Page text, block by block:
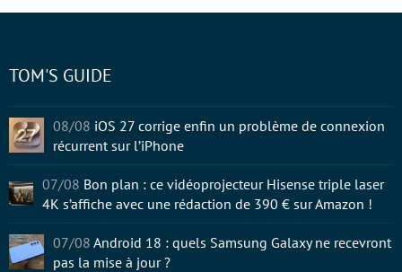
TOM'S GUIDE
08/08 iOS 27 corrige enfin un problème de connexion
récurrent sur l’iPhone
07/08 Bon plan : ce vidéoprojecteur Hisense triple laser
4K s’affiche avec une rédaction de 390 € sur Amazon !
07/08 Android 18 : quels Samsung Galaxy ne recevront
pas la mise à jour ?